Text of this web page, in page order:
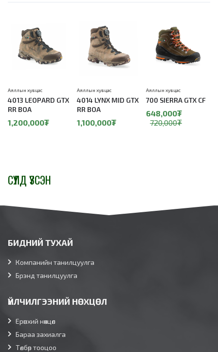
4013 LEOPARD GTX
RR BOA
Аяллын хувцас
1,200,000₮
4014 LYNX MID GTX
RR BOA
Аяллын хувцас
1,100,000₮
700 SIERRA GTX CF
Аяллын хувцас
648,000₮
720,000₮
СҮҮЛД ҮЗСЭН
БИДНИЙ ТУХАЙ
Компанийн танилцуулга
Брэнд танилцуулга
ҮЙЛЧИЛГЭЭНИЙ НӨХЦӨЛ
Ерөнхий нөхцөл
Бараа захиалга
Төлбөр тооцоо